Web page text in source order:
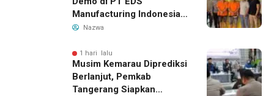
Manufacturing Indonesia
Ditahan, Polda Banten
Pengelolaan Limbah
Nazwa
1 hari lalu
Musim Kemarau Diprediksi
Berlanjut, Pemkab
Tangerang Siapkan